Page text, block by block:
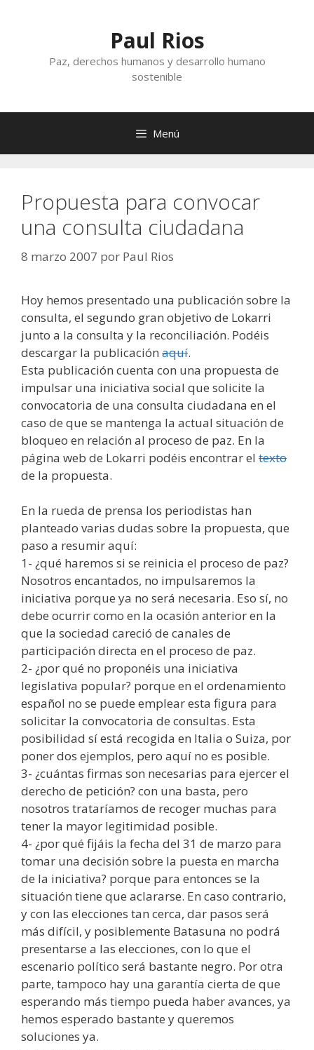
Paul Rios
Paz, derechos humanos y desarrollo humano
sostenible
Menú
Propuesta para convocar
una consulta ciudadana
8 marzo 2007 por Paul Rios
Hoy hemos presentado una publicación sobre la
consulta, el segundo gran objetivo de Lokarri
junto a la consulta y la reconciliación. Podéis
descargar la publicación aquí.
Esta publicación cuenta con una propuesta de
impulsar una iniciativa social que solicite la
convocatoria de una consulta ciudadana en el
caso de que se mantenga la actual situación de
bloqueo en relación al proceso de paz. En la
página web de Lokarri podéis encontrar el texto
de la propuesta.
En la rueda de prensa los periodistas han
planteado varias dudas sobre la propuesta, que
paso a resumir aquí:
1- ¿qué haremos si se reinicia el proceso de paz?
Nosotros encantados, no impulsaremos la
iniciativa porque ya no será necesaria. Eso sí, no
debe ocurrir como en la ocasión anterior en la
que la sociedad careció de canales de
participación directa en el proceso de paz.
2- ¿por qué no proponéis una iniciativa
legislativa popular? porque en el ordenamiento
español no se puede emplear esta figura para
solicitar la convocatoria de consultas. Esta
posibilidad sí está recogida en Italia o Suiza, por
poner dos ejemplos, pero aquí no es posible.
3- ¿cuántas firmas son necesarias para ejercer el
derecho de petición? con una basta, pero
nosotros trataríamos de recoger muchas para
tener la mayor legitimidad posible.
4- ¿por qué fijáis la fecha del 31 de marzo para
tomar una decisión sobre la puesta en marcha
de la iniciativa? porque para entonces se la
situación tiene que aclararse. En caso contrario,
y con las elecciones tan cerca, dar pasos será
más difícil, y posiblemente Batasuna no podrá
presentarse a las elecciones, con lo que el
escenario político será bastante negro. Por otra
parte, tampoco hay una garantía cierta de que
esperando más tiempo pueda haber avances, ya
hemos esperado bastante y queremos
soluciones ya.